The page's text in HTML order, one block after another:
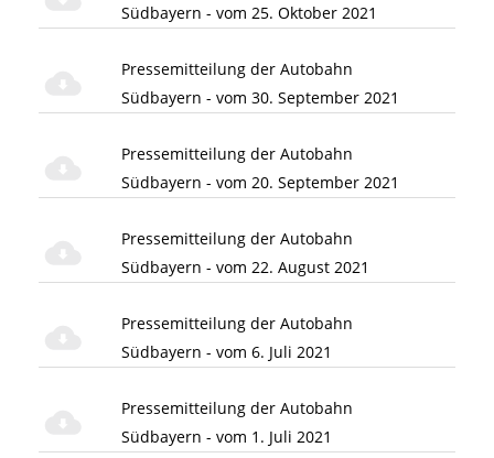
Südbayern - vom 25. Oktober 2021
Pressemitteilung der Autobahn
Südbayern - vom 30. September 2021
Pressemitteilung der Autobahn
Südbayern - vom 20. September 2021
Pressemitteilung der Autobahn
Südbayern - vom 22. August 2021
Pressemitteilung der Autobahn
Südbayern - vom 6. Juli 2021
Pressemitteilung der Autobahn
Südbayern - vom 1. Juli 2021